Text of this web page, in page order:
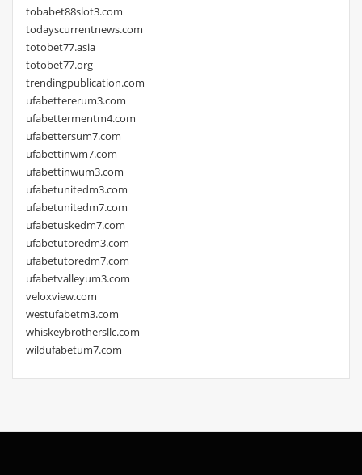
tobabet88slot3.com
todayscurrentnews.com
totobet77.asia
totobet77.org
trendingpublication.com
ufabettererum3.com
ufabettermentm4.com
ufabettersum7.com
ufabettinwm7.com
ufabettinwum3.com
ufabetunitedm3.com
ufabetunitedm7.com
ufabetuskedm7.com
ufabetutoredm3.com
ufabetutoredm7.com
ufabetvalleyum3.com
veloxview.com
westufabetm3.com
whiskeybrothersllc.com
wildufabetum7.com